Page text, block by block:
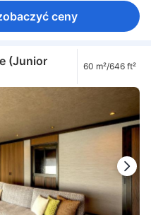
ceny
(Junior
60 m²/646 ft²